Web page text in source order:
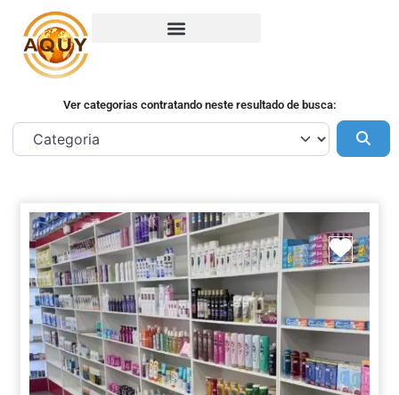
Ver categorias contratando neste resultado de busca: